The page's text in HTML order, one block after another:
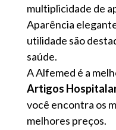
multiplicidade de
Aparência
utilidade são
saúde.
A Alfemed é a
Artigos
você encontra os
melhores preços.